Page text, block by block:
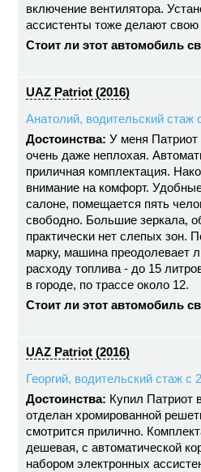
включение вентилятора.
ассистенты тоже делают свою
Стоит ли этот автомобиль
UAZ Patriot (2016)
Анатолий, водительский стаж
Достоинства: У меня
очень даже неплохая.
приличная комплектация.
внимание на комфорт.
салоне, помещается пять
свободно. Большие зеркала,
практически нет слепых зон.
марку, машина преодолевает
расходу топлива - до 15
в городе, по трассе около 12.
Стоит ли этот автомобиль
UAZ Patriot (2016)
Георгий, водительский стаж с
Достоинства: Купил Патриот
отделан хромированной
смотрится прилично.
дешевая, с автоматической
набором электронных